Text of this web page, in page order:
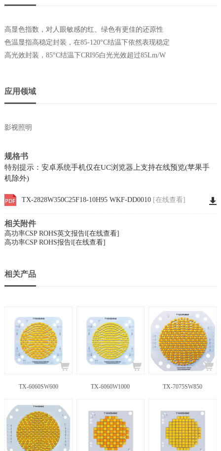
高显色指数，对人眼敏感的红、绿色有更佳的还原性
色温显指高稳定封装，在85-120°C结温下依然表现稳定
高光效封装，85°C结温下CRI95白光光效超过85Lm/W
应用领域
影视照明
规格书
特别提示：安卓系统手机仅在UC浏览器上支持在线预览(苹果手
机除外)
TX-2828W350C25F18-10H95 WKF-DD0010 [在线查看]
相关附件
高功率CSP ROHS英文报告l[在线查看]
高功率CSP ROHS报告l[在线查看]
相关产品
TX-6060SW600 TX-6060W1000 TX-7075SW850